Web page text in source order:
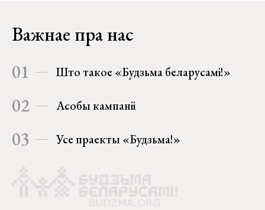
Важнае пра нас
01 Што такое «Будзьма беларусамі!»
02 Асобы кампаніі
03 Усе праекты «Будзьма!»